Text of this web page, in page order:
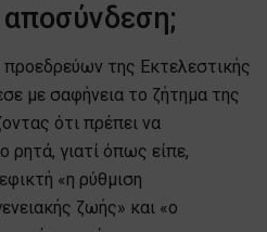
της Εκτελεστικής
με σαφήνεια το ζήτημα της
ότι πρέπει να
ρητά, γιατί όπως είπε,
«η ρύθμιση
ζωής» και «ο